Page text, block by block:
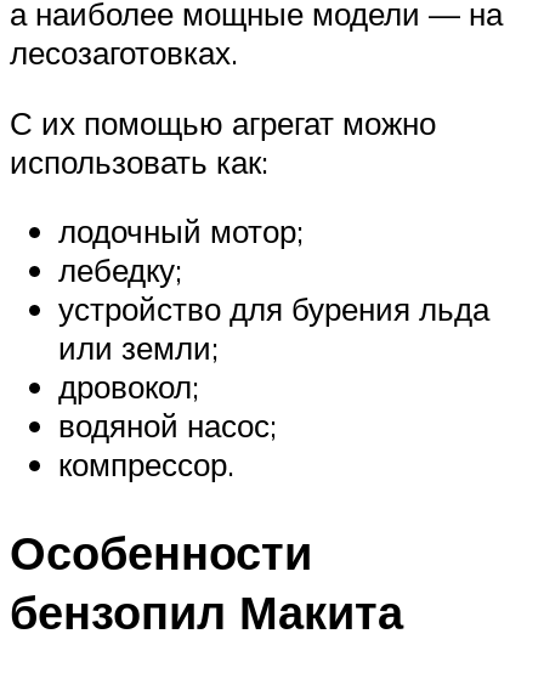
а наиболее мощные модели — на
лесозаготовках.
С их помощью агрегат можно
использовать как:
лодочный мотор;
лебедку;
устройство для бурения льда
или земли;
дровокол;
водяной насос;
компрессор.
Особенности
бензопил Макита